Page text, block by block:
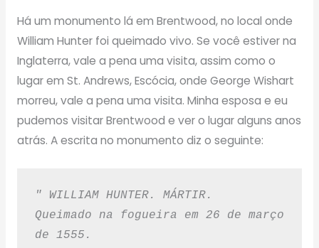
Há um monumento lá em Brentwood, no local onde
William Hunter foi queimado vivo. Se você estiver na
Inglaterra, vale a pena uma visita, assim como o
lugar em St. Andrews, Escócia, onde George Wishart
morreu, vale a pena uma visita. Minha esposa e eu
pudemos visitar Brentwood e ver o lugar alguns anos
atrás. A escrita no monumento diz o seguinte:
" WILLIAM HUNTER. MÁRTIR.
Queimado na fogueira em 26 de março
de 1555.